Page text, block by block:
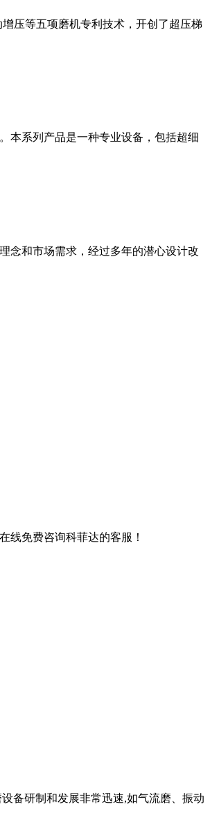
压等五项磨机专利技术，开创了超压梯
本系列产品是一种专业设备，包括超细
念和市场需求，经过多年的潜心设计改
线免费咨询科菲达的客服！
备研制和发展非常迅速,如气流磨、振动